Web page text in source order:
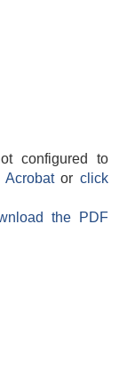
configured to
Acrobatorclick
the PDF